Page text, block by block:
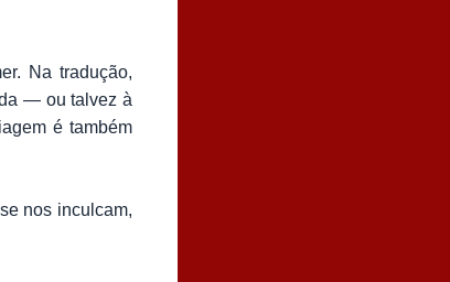
Na tradução,
— ou talvez à
é também
nos inculcam,